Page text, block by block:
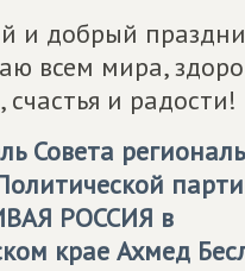
и добрый
всем мира,
счастья и радости!
Совета
РОССИЯ в
крае Ахмед